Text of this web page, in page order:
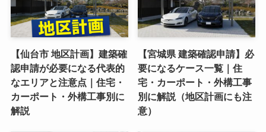
【仙台市 地区計画】建築確
認申請が必要になる代表的
なエリアと注意点｜住宅・
カーポート・外構工事別に
解説
【宮城県 建築確認申請】必
要になるケース一覧｜住
宅・カーポート・外構工事
別に解説（地区計画にも注
意）